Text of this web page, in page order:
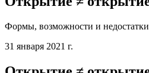
Открытие ≠ открытие